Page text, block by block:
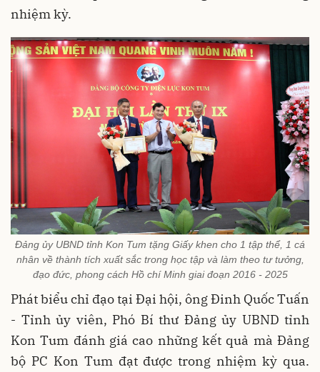
nhiệm kỳ.
Đảng ủy UBND tỉnh Kon Tum tặng Giấy khen cho 1 tập thể, 1 cá
nhân về thành tích xuất sắc trong học tập và làm theo tư tưởng,
đạo đức, phong cách Hồ chí Minh giai đoạn 2016 - 2025
Phát biểu chỉ đạo tại Đại hội, ông Đinh Quốc Tuấn
- Tỉnh ủy viên, Phó Bí thư Đảng ủy UBND tỉnh
Kon Tum đánh giá cao những kết quả mà Đảng
bộ PC Kon Tum đạt được trong nhiệm kỳ qua.